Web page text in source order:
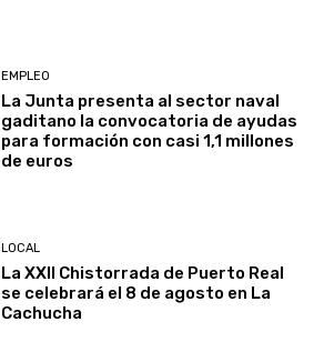
EMPLEO
La Junta presenta al sector naval
gaditano la convocatoria de ayudas
para formación con casi 1,1 millones
de euros
LOCAL
La XXII Chistorrada de Puerto Real
se celebrará el 8 de agosto en La
Cachucha